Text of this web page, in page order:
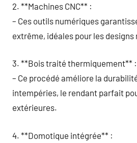
2. **Machines CNC** :
– Ces outils numériques
extrême, idéales pour les designs
3. **Bois traité thermiquement** :
– Ce procédé améliore la
intempéries, le rendant parfait
extérieures.
4. **Domotique intégrée** :